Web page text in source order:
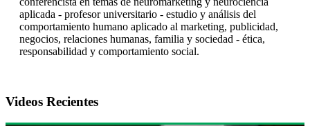
aplicada - profesor universitario - estudio y análisis del
comportamiento humano aplicado al marketing, publicidad,
negocios, relaciones humanas, familia y sociedad - ética,
responsabilidad y comportamiento social.
Videos Recientes